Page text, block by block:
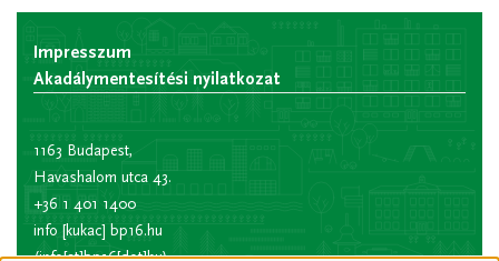
Impresszum
Akadálymentesítési nyilatkozat
1163 Budapest,
Havashalom utca 43.
+36 1 401 1400
info [kukac] bp16.hu